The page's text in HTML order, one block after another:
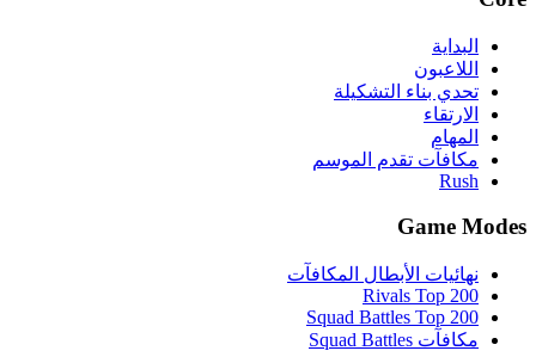
البداية
اللاعبون
تحدي بناء التشكيلة
الارتقاء
المهام
مكافآت تقدم الموسم
Rush
Game Modes
نهائيات الأبطال المكافآت
Rivals Top 200
Squad Battles Top 200
مكافآت Squad Battles